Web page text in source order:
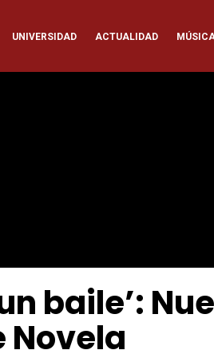
UNIVERSIDAD ACTUALIDAD
baile’:
Novela